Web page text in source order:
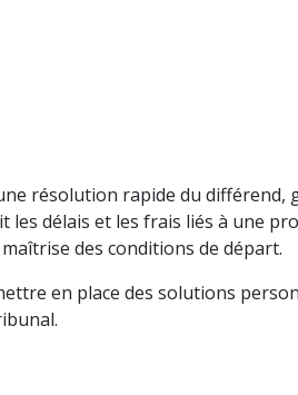
résolution rapide du différend,
les délais et les frais liés à une
des conditions de départ.
en place des solutions